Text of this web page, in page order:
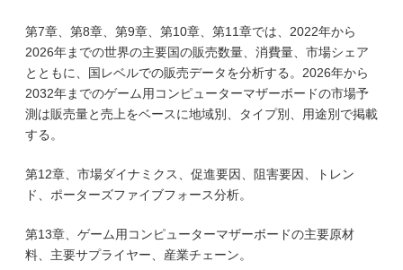
第7章、第8章、第9章、第10章、第11章では、2022年から
2026年までの世界の主要国の販売数量、消費量、市場シェア
とともに、国レベルでの販売データを分析する。2026年から
2032年までのゲーム用コンピューターマザーボードの市場予
測は販売量と売上をベースに地域別、タイプ別、用途別で掲載
する。
第12章、市場ダイナミクス、促進要因、阻害要因、トレン
ド、ポーターズファイブフォース分析。
第13章、ゲーム用コンピューターマザーボードの主要原材
料、主要サプライヤー、産業チェーン。